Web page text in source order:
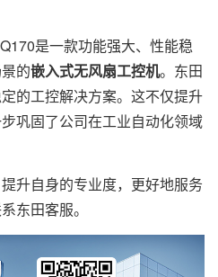
是一款功能强大、性能稳
的嵌入式无风扇工控机。东田
的工控解决方案。这不仅提升
巩固了公司在工业自动化领域
自身的专业度，更好地服务
东田客服。